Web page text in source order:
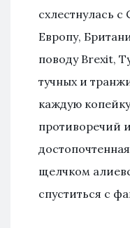
схлестнулась
Европу,
поводу Brexit,
тучных и
каждую
противоречий
щелчком
спуститься с